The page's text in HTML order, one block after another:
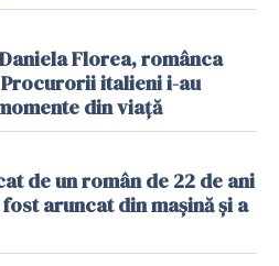
Florea, românca
italieni i-au
din viață
de un român de 22 de ani
aruncat din mașină și a